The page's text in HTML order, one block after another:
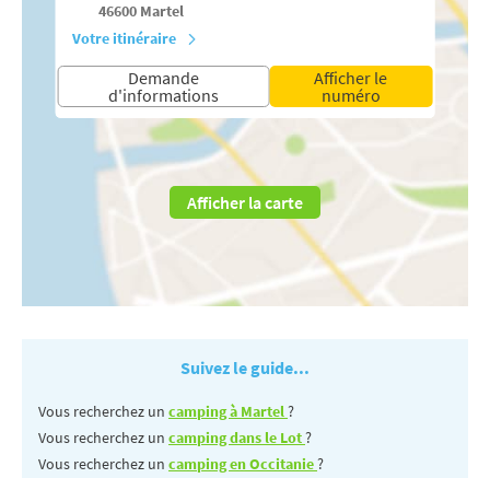
46600 Martel
Votre itinéraire
Demande
d'informations
Afficher le
numéro
Afficher la carte
Suivez le guide...
Vous recherchez un camping à Martel?
Vous recherchez un camping dans le Lot?
Vous recherchez un camping en Occitanie?